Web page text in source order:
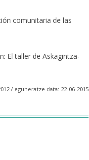
comunitaria de las
El taller de Askagintza-
/ eguneratze data: 22-06-2015